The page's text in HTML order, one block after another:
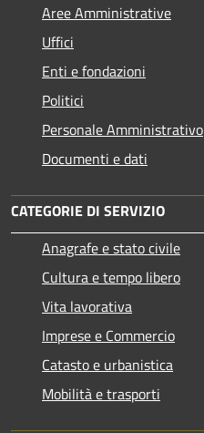
Aree Amministrative
Uffici
Enti e fondazioni
Politici
Personale Amministrativo
Documenti e dati
CATEGORIE DI SERVIZIO
Anagrafe e stato civile
Cultura e tempo libero
Vita lavorativa
Imprese e Commercio
Catasto e urbanistica
Mobilità e trasporti